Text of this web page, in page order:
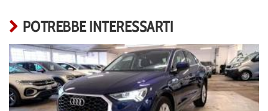
POTREBBE INTERESSARTI